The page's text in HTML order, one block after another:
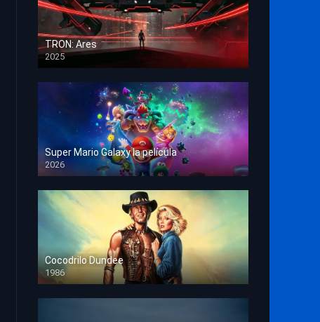
TRON: Ares
2025
HD 1080p
Super Mario Galaxy la película
2026
HD 1080p
Cocodrilo Dundee
1986
HD 1080p